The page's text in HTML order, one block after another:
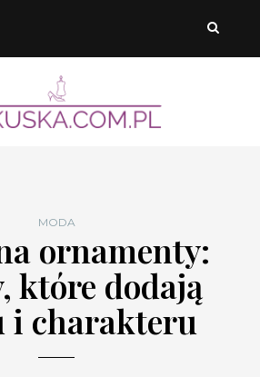
MODA
ornamenty:
które dodają
i charakteru